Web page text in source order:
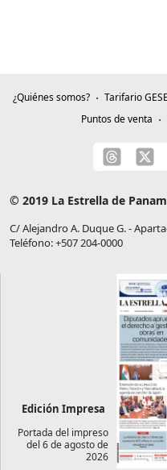
¿Quiénes somos? Tarifario GESE
Puntos de venta
© 2019 La Estrella de
C/ Alejandro A. Duque G. -
Teléfono: +507 204-0000
Edición Impresa
Portada del impreso
del 6 de agosto de
2026